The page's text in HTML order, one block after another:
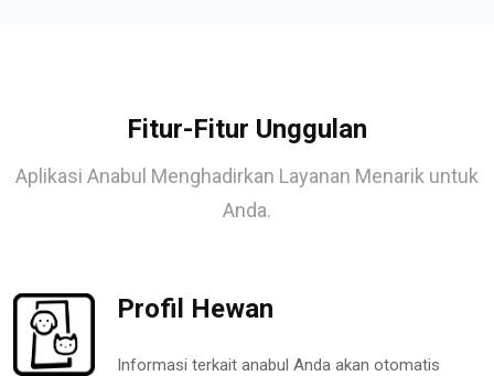
Fitur-Fitur Unggulan
Aplikasi Anabul Menghadirkan Layanan Menarik untuk
Anda.
Profil Hewan
Informasi terkait anabul Anda akan otomatis